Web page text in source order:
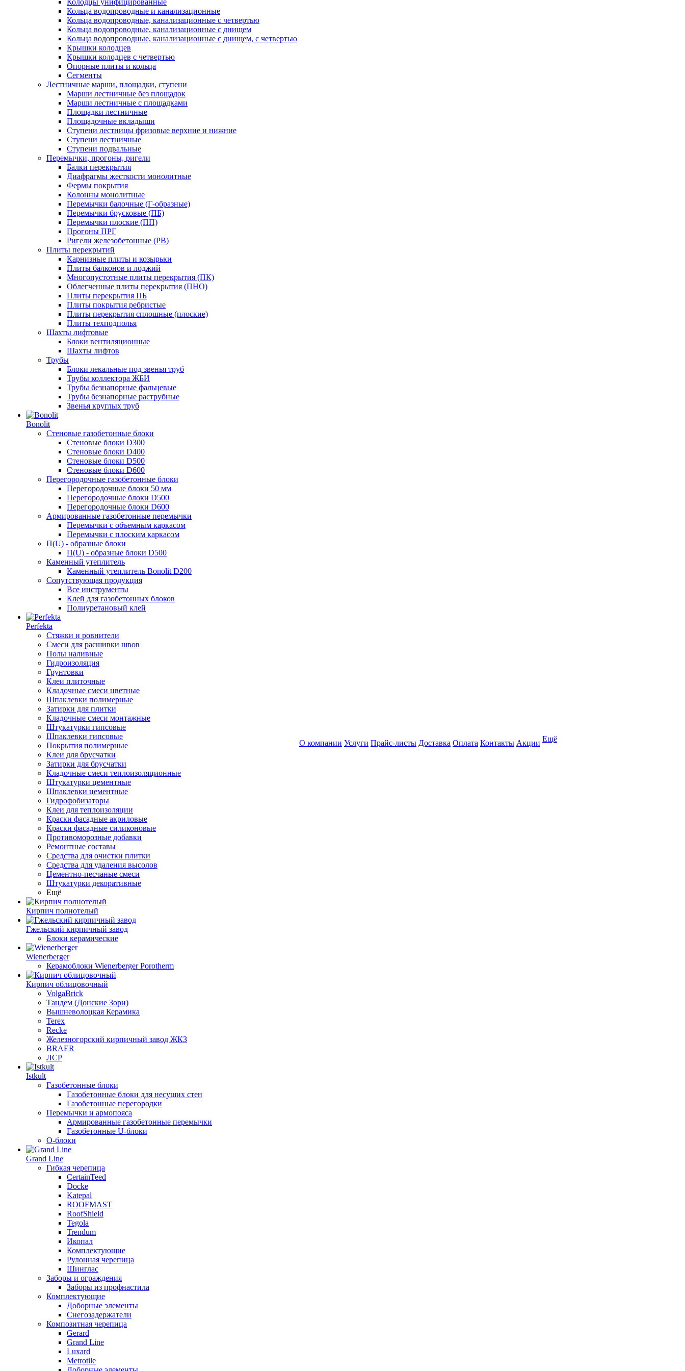
Колодцы унифицированные
Кольца водопроводные и канализационные
Кольца водопроводные, канализационные с четвертью
Кольца водопроводные, канализационные с днищем
Кольца водопроводные, канализационные с днищем, с четвертью
Крышки колодцев
Крышки колодцев с четвертью
Опорные плиты и кольца
Сегменты
Лестничные марши, площадки, ступени
Марши лестничные без площадок
Марши лестничные с площадками
Площадки лестничные
Площадочные вкладыши
Ступени лестницы фризовые верхние и нижние
Ступени лестничные
Ступени подвальные
Перемычки, прогоны, ригели
Балки перекрытия
Диафрагмы жесткости монолитные
Фермы покрытия
Колонны монолитные
Перемычки балочные (Г-образные)
Перемычки брусковые (ПБ)
Перемычки плоские (ПП)
Прогоны ПРГ
Ригели железобетонные (РВ)
Плиты перекрытий
Карнизные плиты и козырьки
Плиты балконов и лоджий
Многопустотные плиты перекрытия (ПК)
Облегченные плиты перекрытия (ПНО)
Плиты перекрытия ПБ
Плиты покрытия ребристые
Плиты перекрытия сплошные (плоские)
Плиты техподполья
Шахты лифтовые
Блоки вентиляционные
Шахты лифтов
Трубы
Блоки лекальные под звенья труб
Трубы коллектора ЖБИ
Трубы безнапорные фальцевые
Трубы безнапорные раструбные
Звенья круглых труб
Bonolit
Стеновые газобетонные блоки
Стеновые блоки D300
Стеновые блоки D400
Стеновые блоки D500
Стеновые блоки D600
Перегородочные газобетонные блоки
Перегородочные блоки 50 мм
Перегородочные блоки D500
Перегородочные блоки D600
Армированные газобетонные перемычки
Перемычки с объемным каркасом
Перемычки с плоским каркасом
П(U) - образные блоки
П(U) - образные блоки D500
Каменный утеплитель
Каменный утеплитель Bonolit D200
Сопутствующая продукция
Все инструменты
Клей для газобетонных блоков
Полиуретановый клей
Perfekta
Стяжки и ровнители
Смеси для расшивки швов
Полы наливные
Гидроизоляция
Грунтовки
Клеи плиточные
Кладочные смеси цветные
Шпаклевки полимерные
Затирки для плитки
Кладочные смеси монтажные
Штукатурки гипсовые
Шпаклевки гипсовые
Покрытия полимерные
Клеи для брусчатки
Затирки для брусчатки
Кладочные смеси теплоизоляционные
Штукатурки цементные
Шпаклевки цементные
Гидрофобизаторы
Клеи для теплоизоляции
Краски фасадные акриловые
Краски фасадные силиконовые
Противоморозные добавки
Ремонтные составы
Средства для очистки плитки
Средства для удаления высолов
Цементно-песчаные смеси
Штукатурки декоративные
Ещё
Кирпич полнотелый
Гжельский кирпичный завод
Блоки керамические
Wienerberger
Керамоблоки Wienerberger Porotherm
Кирпич облицовочный
VolgaBrick
Тандем (Донские Зори)
Вышневолоцкая Керамика
Terex
Recke
Железногорский кирпичный завод ЖКЗ
BRAER
ЛСР
Istkult
Газобетонные блоки
Газобетонные блоки для несущих стен
Газобетонные перегородки
Перемычки и армопояса
Армированные газобетонные перемычки
Газобетонные U-блоки
О-блоки
Grand Line
Гибкая черепица
CertainTeed
Docke
Katepal
ROOFMAST
RoofShield
Tegola
Trendum
Икопал
Комплектующие
Рулонная черепица
Шинглас
Заборы и ограждения
Заборы из профнастила
Комплектующие
Доборные элементы
Снегозадержатели
Композитная черепица
Gerard
Grand Line
Luxard
Metrotile
О компании Услуги Прайс-листы Доставка Оплата Контакты Акции Ещё